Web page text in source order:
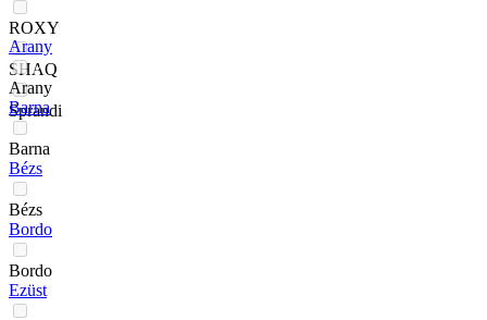
ROXY
SHAQ
Sprandi
Arany
Arany
Barna
Barna
Bézs
Bézs
Bordo
Bordo
Ezüst